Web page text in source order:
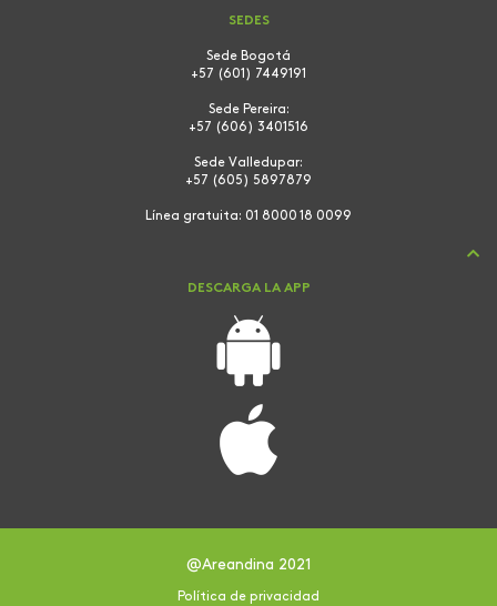
SEDES
Sede Bogotá
+57 (601) 7449191
Sede Pereira:
+57 (606) 3401516
Sede Valledupar:
+57 (605) 5897879
Línea gratuita: 01 8000 18 0099
DESCARGA LA APP
@Areandina 2021
Política de privacidad